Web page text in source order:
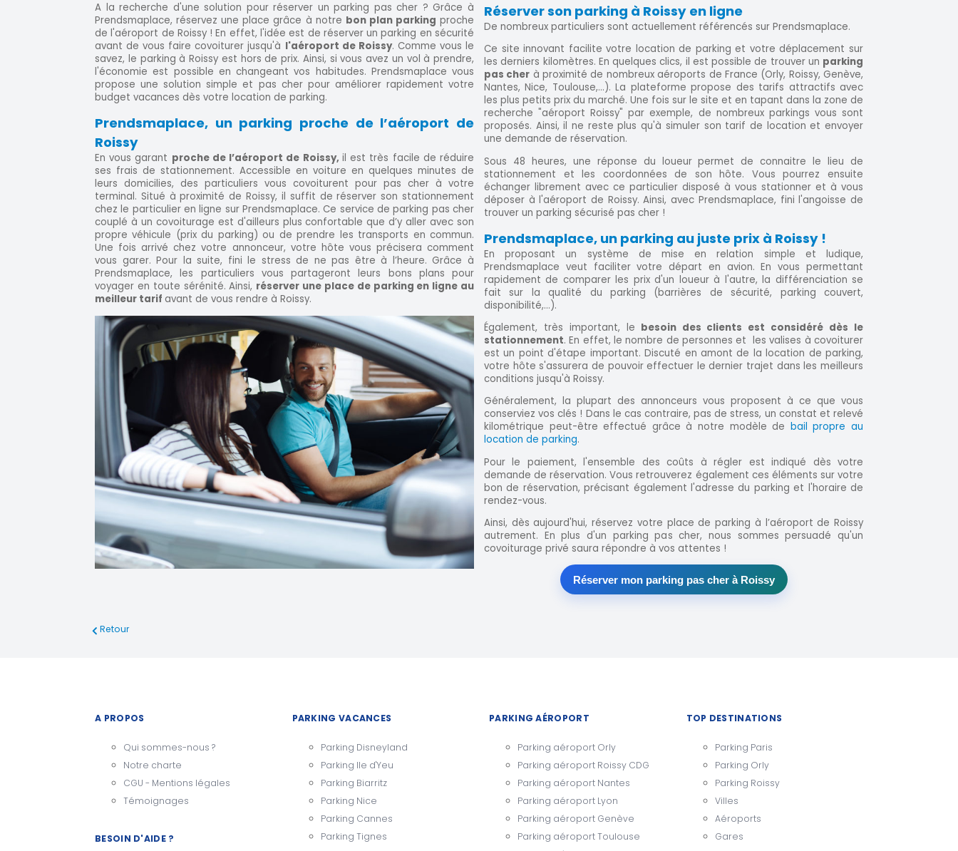
A la recherche d'une solution pour réserver un parking pas cher ? Grâce à
Prendsmaplace, réservez une place grâce à notre bon plan parking proche
de l'aéroport de Roissy ! En effet, l'idée est de réserver un parking en sécurité
avant de vous faire covoiturer jusqu'à l'aéroport de Roissy. Comme vous le
savez, le parking à Roissy est hors de prix. Ainsi, si vous avez un vol à prendre,
l'économie est possible en changeant vos habitudes. Prendsmaplace vous
propose une solution simple et pas cher pour améliorer rapidement votre
budget vacances dès votre location de parking.
Prendsmaplace, un parking proche de l’aéroport de
Roissy
En vous garant proche de l’aéroport de Roissy, il est très facile de réduire
ses frais de stationnement. Accessible en voiture en quelques minutes de
leurs domicilies, des particuliers vous covoiturent pour pas cher à votre
terminal. Situé à proximité de Roissy, il suffit de réserver son stationnement
chez le particulier en ligne sur Prendsmaplace. Ce service de parking pas cher
couplé à un covoiturage est d'ailleurs plus confortable que d’y aller avec son
propre véhicule (prix du parking) ou de prendre les transports en commun.
Une fois arrivé chez votre annonceur, votre hôte vous précisera comment
vous garer. Pour la suite, fini le stress de ne pas être à l’heure. Grâce à
Prendsmaplace, les particuliers vous partageront leurs bons plans pour
voyager en toute sérénité. Ainsi, réserver une place de parking en ligne au
meilleur tarif avant de vous rendre à Roissy.
Réserver son parking à Roissy en ligne
De nombreux particuliers sont actuellement référencés sur Prendsmaplace.
Ce site innovant facilite votre location de parking et votre déplacement sur
les derniers kilomètres. En quelques clics, il est possible de trouver un parking
pas cher à proximité de nombreux aéroports de France (Orly, Roissy, Genève,
Nantes, Nice, Toulouse,...). La plateforme propose des tarifs attractifs avec
les plus petits prix du marché. Une fois sur le site et en tapant dans la zone de
recherche "aéroport Roissy" par exemple, de nombreux parkings vous sont
proposés. Ainsi, il ne reste plus qu'à simuler son tarif de location et envoyer
une demande de réservation.
Sous 48 heures, une réponse du loueur permet de connaitre le lieu de
stationnement et les coordonnées de son hôte. Vous pourrez ensuite
échanger librement avec ce particulier disposé à vous stationner et à vous
déposer à l'aéroport de Roissy. Ainsi, avec Prendsmaplace, fini l'angoisse de
trouver un parking sécurisé pas cher !
Prendsmaplace, un parking au juste prix à Roissy !
En proposant un système de mise en relation simple et ludique,
Prendsmaplace veut faciliter votre départ en avion. En vous permettant
rapidement de comparer les prix d'un loueur à l'autre, la différenciation se
fait sur la qualité du parking (barrières de sécurité, parking couvert,
disponibilité,...).
Également, très important, le besoin des clients est considéré dès le
stationnement. En effet, le nombre de personnes et les valises à covoiturer
est un point d'étape important. Discuté en amont de la location de parking,
votre hôte s'assurera de pouvoir effectuer le dernier trajet dans les meilleurs
conditions jusqu'à Roissy.
Généralement, la plupart des annonceurs vous proposent à ce que vous
conserviez vos clés ! Dans le cas contraire, pas de stress, un constat et relevé
kilométrique peut-être effectué grâce à notre modèle de bail propre au
location de parking.
Pour le paiement, l'ensemble des coûts à régler est indiqué dès votre
demande de réservation. Vous retrouverez également ces éléments sur votre
bon de réservation, précisant également l'adresse du parking et l'horaire de
rendez-vous.
Ainsi, dès aujourd'hui, réservez votre place de parking à l’aéroport de Roissy
autrement. En plus d'un parking pas cher, nous sommes persuadé qu'un
covoiturage privé saura répondre à vos attentes !
Réserver mon parking pas cher à Roissy
Retour
A PROPOS
Qui sommes-nous ?
Notre charte
CGU - Mentions légales
Témoignages
BESOIN D'AIDE ?
PARKING VACANCES
Parking Disneyland
Parking Ile d'Yeu
Parking Biarritz
Parking Nice
Parking Cannes
Parking Tignes
PARKING AÉROPORT
Parking aéroport Orly
Parking aéroport Roissy CDG
Parking aéroport Nantes
Parking aéroport Lyon
Parking aéroport Genève
Parking aéroport Toulouse
TOP DESTINATIONS
Parking Paris
Parking Orly
Parking Roissy
Villes
Aéroports
Gares